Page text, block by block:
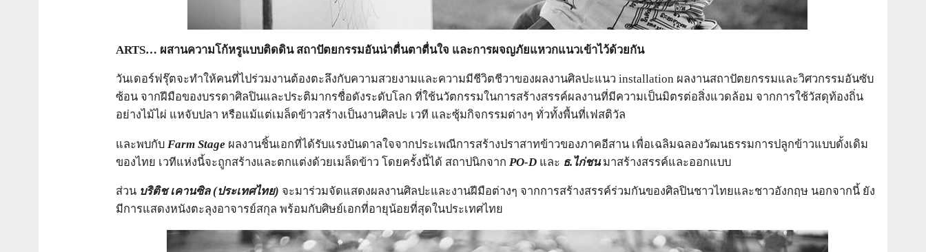
ARTS… ผสานความโก้หรูแบบติดดิน สถาปัตยกรรมอันน่าตื่นตาตื่นใจ และการผจญภัยแหวกแนวเข้าไว้ด้วยกัน
วันเดอร์ฟรุ๊ตจะทำให้คนที่ไปร่วมงานต้องตะลึงกับความสวยงามและความมีชีวิตชีวาของผลงานศิลปะแนว installation ผลงานสถาปัตยกรรมและวิศวกรรมอันซับ
ซ้อน จากฝีมือของบรรดาศิลปินและประติมากรชื่อดังระดับโลก ที่ใช้นวัตกรรมในการสร้างสรรค์ผลงานที่มีความเป็นมิตรต่อสิ่งแวดล้อม จากการใช้วัสดุท้องถิ่น
อย่างไม้ไผ่ แหจับปลา หรือแม้แต่เมล็ดข้าวสร้างเป็นงานศิลปะ เวที และซุ้มกิจกรรมต่างๆ ทั่วทั้งพื้นที่เฟสติวัล
และพบกับ Farm Stage ผลงานชิ้นเอกที่ได้รับแรงบันดาลใจจากประเพณีการสร้างปราสาทข้าวของภาคอีสาน เพื่อเฉลิมฉลองวัฒนธรรมการปลูกข้าวแบบดั้งเดิม
ของไทย เวทีแห่งนี้จะถูกสร้างและตกแต่งด้วยเมล็ดข้าว โดยครั้งนี้ได้ สถาปนิกจาก PO-D และ ธ.ไก่ชนมาสร้างสรรค์และออกแบบ
ส่วน บริติช เคานซิล(ประเทศไทย) จะมาร่วมจัดแสดงผลงานศิลปะและงานฝีมือต่างๆ จากการสร้างสรรค์ร่วมกันของศิลปินชาวไทยและชาวอังกฤษ นอกจากนี้ ยัง
มีการแสดงหนังตะลุงอาจารย์สกุล พร้อมกับศิษย์เอกที่อายุน้อยที่สุดในประเทศไทย